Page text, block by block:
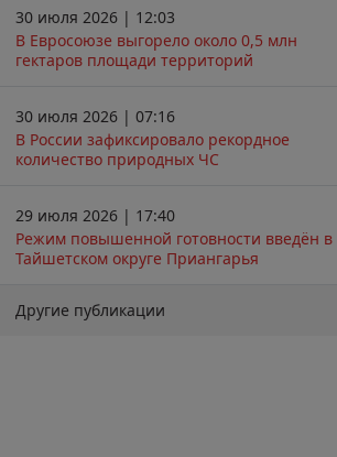
30 июля 2026 | 12:03
В Евросоюзе выгорело около 0,5 млн
гектаров площади территорий
30 июля 2026 | 07:16
В России зафиксировало рекордное
количество природных ЧС
29 июля 2026 | 17:40
Режим повышенной готовности введён в
Тайшетском округе Приангарья
Другие публикации